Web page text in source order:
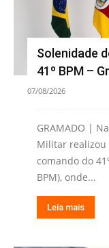
Solenidade
41º BPM –
07/08/2026
GRAMADO |
Militar realizou
comando do
BPM), onde...
Leia mais